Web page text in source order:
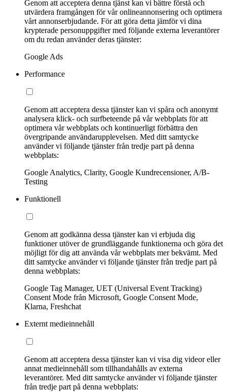
Genom att acceptera denna tjänst kan vi bättre förstå och
utvärdera framgången för vår onlineannonsering och optimera
vårt annonserbjudande. För att göra detta jämför vi dina
krypterade personuppgifter med följande externa leverantörer
om du redan använder deras tjänster:
Google Ads
Performance
Genom att acceptera dessa tjänster kan vi spåra och anonymt
analysera klick- och surfbeteende på vår webbplats för att
optimera vår webbplats och kontinuerligt förbättra den
övergripande användarupplevelsen. Med ditt samtycke
använder vi följande tjänster från tredje part på denna
webbplats:
Google Analytics, Clarity, Google Kundrecensioner, A/B-
Testing
Funktionell
Genom att godkänna dessa tjänster kan vi erbjuda dig
funktioner utöver de grundläggande funktionerna och göra det
möjligt för dig att använda vår webbplats mer bekvämt. Med
ditt samtycke använder vi följande tjänster från tredje part på
denna webbplats:
Google Tag Manager, UET (Universal Event Tracking)
Consent Mode från Microsoft, Google Consent Mode,
Klarna, Freshchat
Externt medieinnehåll
Genom att acceptera dessa tjänster kan vi visa dig videor eller
annat medieinnehåll som tillhandahålls av externa
leverantörer. Med ditt samtycke använder vi följande tjänster
från tredje part på denna webbplats: